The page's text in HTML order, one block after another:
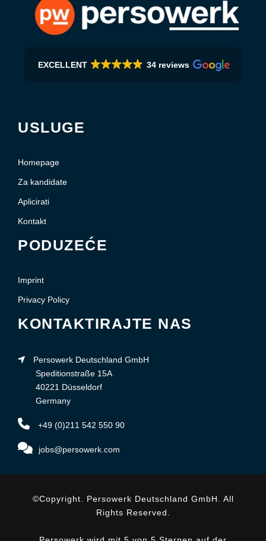
EXCELLENT 34 reviews
USLUGE
Homepage
Za kandidate
Aplicirati
Kontakt
PODUZEĆE
Imprint
Privacy Policy
KONTAKTIRAJTE NAS
Persowerk Deutschland GmbH
Speditionstraße 15A
40221 Düsseldorf
Germany
+49 (0)211 542 550 90
jobs@persowerk.com
©Copyright. Persowerk Deutschland GmbH. All
Rights Reserved.